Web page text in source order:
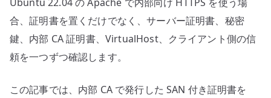
の
合、証明書を置くだけでなく、サーバー証明書、秘密
鍵、内部 CA 証明書、VirtualHost、クライアント側の信
頼を一つずつ確認します。
この記事では、内部 CA で発行した SAN 付き証明書を